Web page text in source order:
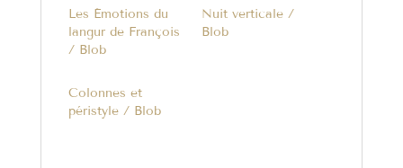
Les Émotions du
langur de François
/ Blob
Nuit verticale /
Blob
Colonnes et
péristyle / Blob